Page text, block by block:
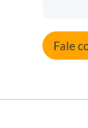
Fale